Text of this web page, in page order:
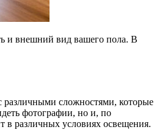
и внешний вид вашего пола. В
различными сложностями, которые
фотографии, но и, по
в различных условиях освещения.